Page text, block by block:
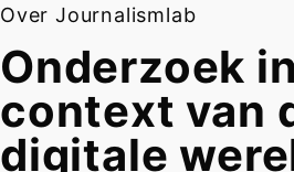
Over Journalismlab
Onderzoek
context van
digitale